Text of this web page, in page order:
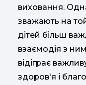
виховання.
зважають на
дітей більш
взаємодія з
відіграє
здоров'я і